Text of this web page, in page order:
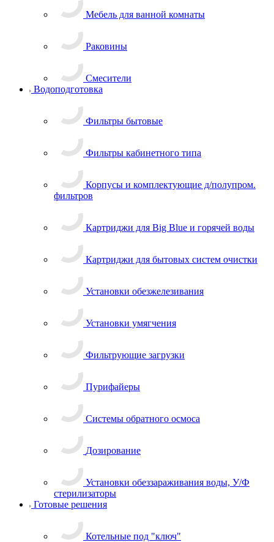
Мебель для ванной комнаты
Раковины
Смесители
Водоподготовка
Фильтры бытовые
Фильтры кабинетного типа
Корпусы и комплектующие д/полупром.
фильтров
Картриджи для Big Blue и горячей воды
Картриджи для бытовых систем очистки
Установки обезжелезивания
Установки умягчения
Фильтрующие загрузки
Пурифайеры
Системы обратного осмоса
Дозирование
Установки обеззараживания воды, У/Ф
стерилизаторы
Готовые решения
Котельные под "ключ"